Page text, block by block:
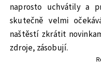
naprosto uchvátily a
skutečně velmi
naštěstí zkrátit
zdroje, zásobují.